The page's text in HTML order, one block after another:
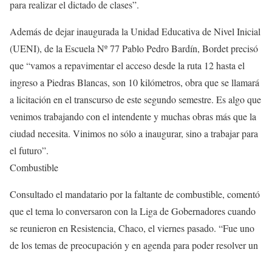
para realizar el dictado de clases”.
Además de dejar inaugurada la Unidad Educativa de Nivel Inicial
(UENI), de la Escuela Nº 77 Pablo Pedro Bardín, Bordet precisó
que “vamos a repavimentar el acceso desde la ruta 12 hasta el
ingreso a Piedras Blancas, son 10 kilómetros, obra que se llamará
a licitación en el transcurso de este segundo semestre. Es algo que
venimos trabajando con el intendente y muchas obras más que la
ciudad necesita. Vinimos no sólo a inaugurar, sino a trabajar para
el futuro”.
Combustible
Consultado el mandatario por la faltante de combustible, comentó
que el tema lo conversaron con la Liga de Gobernadores cuando
se reunieron en Resistencia, Chaco, el viernes pasado. “Fue uno
de los temas de preocupación y en agenda para poder resolver un